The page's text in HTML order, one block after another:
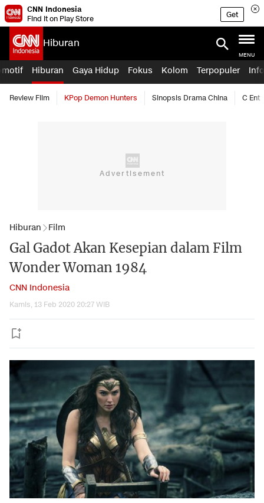
CNN Indonesia
Find it on Play Store
Get
Hiburan
MENU
Hiburan Gaya Hidup Fokus Kolom Terpopuler
Review Film KPop Demon Hunters Sinopsis Drama China C Ent
Hiburan Film
Gal Gadot Akan Kesepian dalam Film
Wonder Woman 1984
CNN Indonesia
Kamis, 13 Feb 2020 20:27 WIB